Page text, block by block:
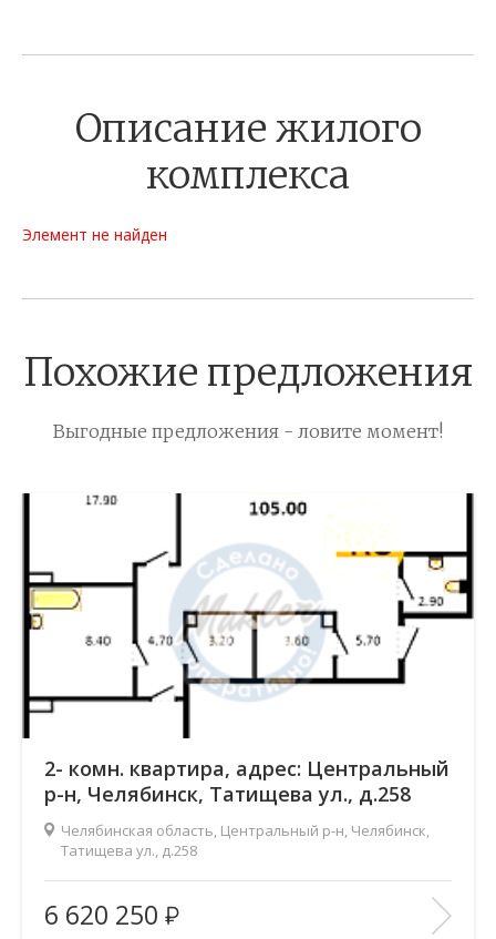
Описание жилого
комплекса
Элемент не найден
Похожие предложения
Выгодные предложения - ловите момент!
2- комн. квартира, адрес: Центральный
р-н, Челябинск, Татищева ул., д.258
Челябинская область, Центральный р-н, Челябинск,
Татищева ул., д.258
Жилой комплекс:
Ньютон
Количество комнат:
2
6 620 250